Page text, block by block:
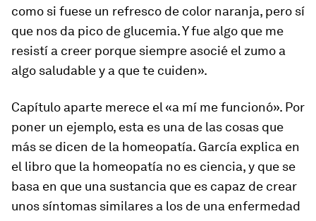
como si fuese un refresco de color naranja, pero sí
que nos da pico de glucemia. Y fue algo que me
resistí a creer porque siempre asocié el zumo a
algo saludable y a que te cuiden».
Capítulo aparte merece el «a mí me funcionó». Por
poner un ejemplo, esta es una de las cosas que
más se dicen de la homeopatía. García explica en
el libro que la homeopatía no es ciencia, y que se
basa en que una sustancia que es capaz de crear
unos síntomas similares a los de una enfermedad